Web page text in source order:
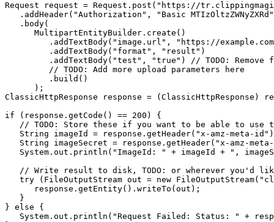
Request request = Request.post("https://
.addHeader("Authorization", "Basic
   .body(
      MultipartEntityBuilder.create()
.addTextBody("image.url", "https://
         .addTextBody("format", "result")
.addTextBody("test", "true") // TODO: Remove
         // TODO: Add more upload parameters here
         .build()
      );
ClassicHttpResponse response = (ClassicHttpResponse)
if (response.getCode() == 200) {
// TODO: Store these if you want to be able to use
String imageId = response.getHeader("x-amz-meta-
String imageSecret = response.getHeader("x-amz-
System.out.println("ImageId: " + imageId + ",
// Write result to disk, TODO: or wherever you'd
try (FileOutputStream out = new
      response.getEntity().writeTo(out);
   }
} else {
System.out.println("Request Failed: Status: " +